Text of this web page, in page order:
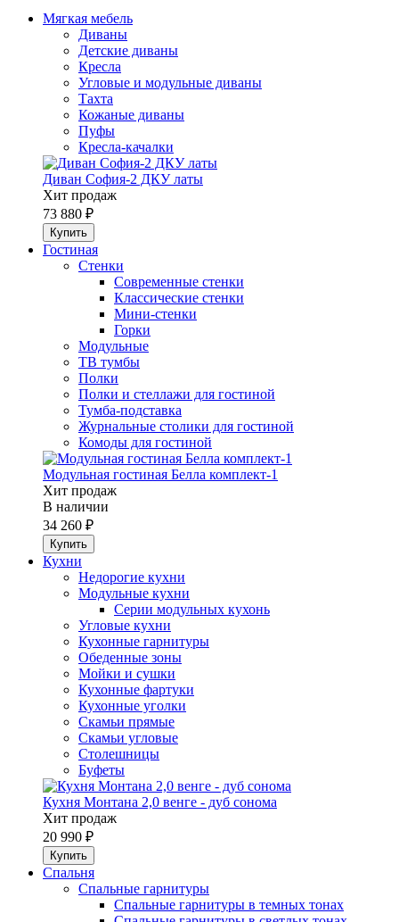
Мягкая мебель
Диваны
Детские диваны
Кресла
Угловые и модульные диваны
Тахта
Кожаные диваны
Пуфы
Кресла-качалки
Диван София-2 ДКУ латы
Хит продаж
73 880 ₽
Гостиная
Стенки
Современные стенки
Классические стенки
Мини-стенки
Горки
Модульные
ТВ тумбы
Полки
Полки и стеллажи для гостиной
Тумба-подставка
Журнальные столики для гостиной
Комоды для гостиной
Модульная гостиная Белла комплект-1
Хит продаж
В наличии
34 260 ₽
Кухни
Недорогие кухни
Модульные кухни
Серии модульных кухонь
Угловые кухни
Кухонные гарнитуры
Обеденные зоны
Мойки и сушки
Кухонные фартуки
Кухонные уголки
Скамьи прямые
Скамьи угловые
Столешницы
Буфеты
Кухня Монтана 2,0 венге - дуб сонома
Хит продаж
20 990 ₽
Спальня
Спальные гарнитуры
Спальные гарнитуры в темных тонах